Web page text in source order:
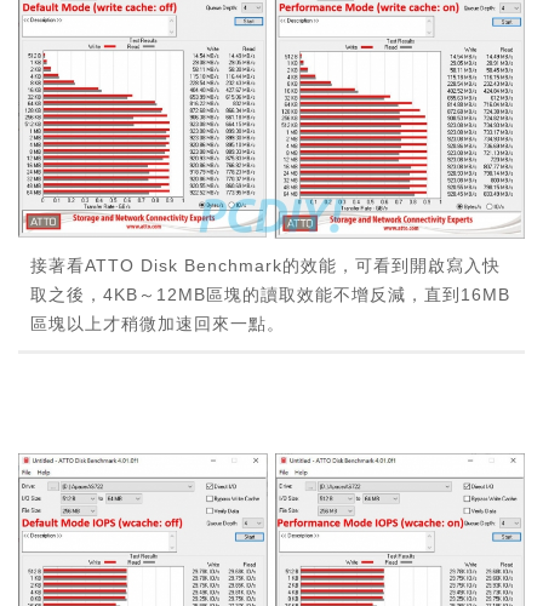
接著看ATTO Disk Benchmark的效能，可看到開啟寫入快
取之後，4KB～12MB區塊的讀取效能不增反減，直到16MB
區塊以上才稍微加速回來一點。